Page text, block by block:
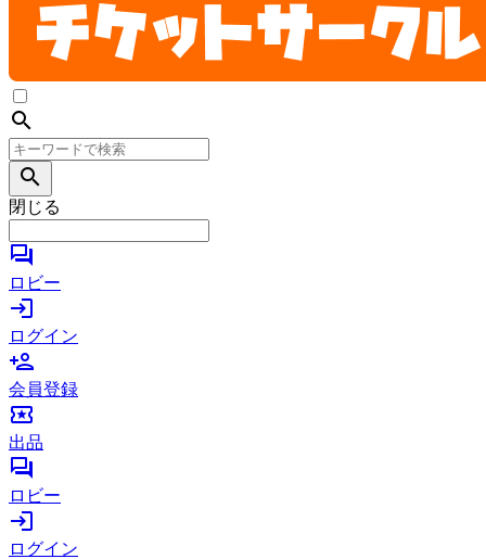
search
search
閉じる
forum
ロビー
login
ログイン
person_add
会員登録
local_activity
出品
forum
ロビー
login
ログイン